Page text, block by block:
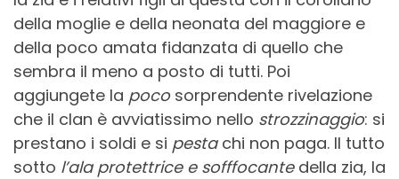
della moglie e della neonata del maggiore e
della poco amata fidanzata di quello che
sembra il meno a posto di tutti. Poi
aggiungete la poco sorprendente rivelazione
che il clan è avviatissimo nello strozzinaggio: si
prestano i soldi e si pestachi non paga. Il tutto
sotto l’ala protettrice e sofffocante della zia, la